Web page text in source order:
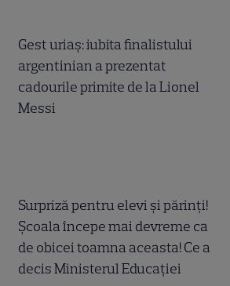
Gest uriaș: iubita finalistului
argentinian a prezentat
cadourile primite de la Lionel
Messi
Surpriză pentru elevi și părinți!
Școala începe mai devreme ca
de obicei toamna aceasta! Ce a
decis Ministerul Educației